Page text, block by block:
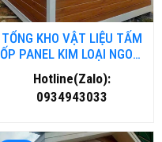
TỔNG KHO VẬT LIỆU TẤM
ỐP PANEL KIM LOẠI NGOÀI
TRỜI TẠI NGHỆ AN
Hotline(Zalo):
0934943033